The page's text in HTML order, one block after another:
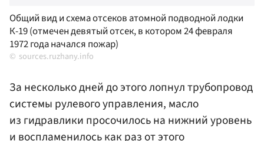
Общий вид и схема отсеков атомной подводной лодки
К-19 (отмечен девятый отсек, в котором 24 февраля
1972 года начался пожар)
sources.ruzhany.info
За несколько дней до этого лопнул трубопровод
системы рулевого управления, масло
из гидравлики просочилось на нижний уровень
и воспламенилось как раз от этого